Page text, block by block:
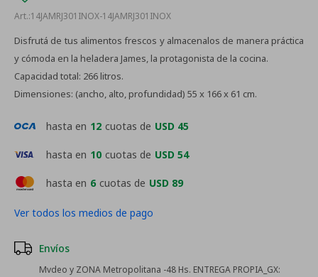
14JAMRJ301INOX-14JAMRJ301INOX
Disfrutá de tus alimentos frescos y almacenalos de manera práctica
y cómoda en la heladera James, la protagonista de la cocina.
Capacidad total: 266 litros.
Dimensiones: (ancho, alto, profundidad) 55 x 166 x 61 cm.
hasta en 6 cuotas de USD 89
hasta en 12 cuotas de USD 45
hasta en 10 cuotas de USD 54
Ver todos los medios de pago
Envíos
Mvdeo y ZONA Metropolitana -48 Hs. ENTREGA PROPIA_GX: